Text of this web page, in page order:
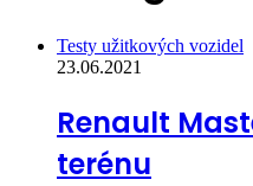
Testy užitkových vozidel
23.06.2021
Renault
terénu